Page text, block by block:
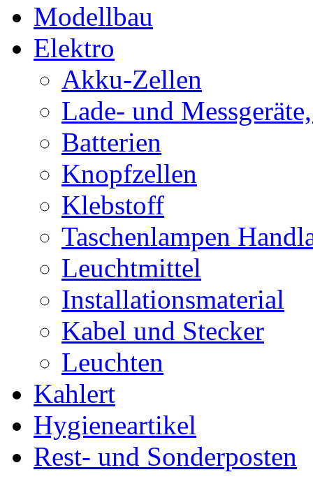
Modellbau
Elektro
Akku-Zellen
Lade- und
Batterien
Knopfzellen
Klebstoff
Taschenlampen
Leuchtmittel
Installationsmaterial
Kabel und Stecker
Leuchten
Kahlert
Hygieneartikel
Rest- und Sonderposten